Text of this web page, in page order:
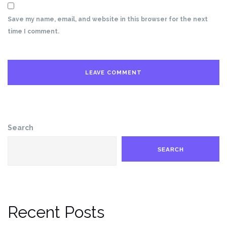
Save my name, email, and website in this browser for the next
time I comment.
Search
SEARCH
Recent Posts